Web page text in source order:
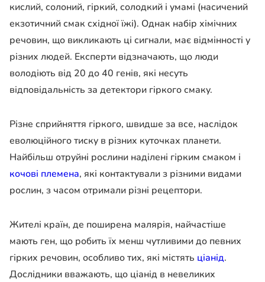
кислий, солоний, гіркий, солодкий і умамі (насичений
екзотичний смак східної їжі). Однак набір хімічних
речовин, що викликають ці сигнали, має відмінності у
різних людей. Експерти відзначають, що люди
володіють від 20 до 40 генів, які несуть
відповідальність за детектори гіркого смаку.
Різне сприйняття гіркого, швидше за все, наслідок
еволюційного тиску в різних куточках планети.
Найбільш отруйні рослини наділені гірким смаком і
кочові племена, які контактували з різними видами
рослин, з часом отримали різні рецептори.
Жителі країн, де поширена малярія, найчастіше
мають ген, що робить їх менш чутливими до певних
гірких речовин, особливо тих, які містять ціанід.
Дослідники вважають, що ціанід в невеликих